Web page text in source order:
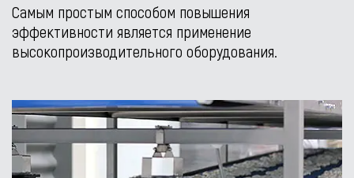
Самым простым способом повышения
эффективности является применение
высокопроизводительного оборудования.